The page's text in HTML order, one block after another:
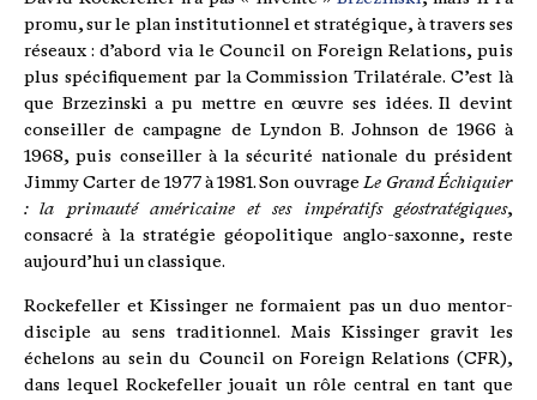
promu, sur le plan institutionnel et stratégique, à travers ses
réseaux : d’abord via le Council on Foreign Relations, puis
plus spécifiquement par la Commission Trilatérale. C’est là
que Brzezinski a pu mettre en œuvre ses idées. Il devint
conseiller de campagne de Lyndon B. Johnson de 1966 à
1968, puis conseiller à la sécurité nationale du président
Jimmy Carter de 1977 à 1981. Son ouvrage Le Grand Échiquier
: la primauté américaine et ses impératifs géostratégiques,
consacré à la stratégie géopolitique anglo-saxonne, reste
aujourd’hui un classique.
Rockefeller et Kissinger ne formaient pas un duo mentor-
disciple au sens traditionnel. Mais Kissinger gravit les
échelons au sein du Council on Foreign Relations (CFR),
dans lequel Rockefeller jouait un rôle central en tant que